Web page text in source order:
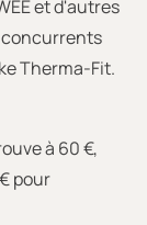
et d'autres
concurrents
Therma-Fit.
à 60 €,
pour